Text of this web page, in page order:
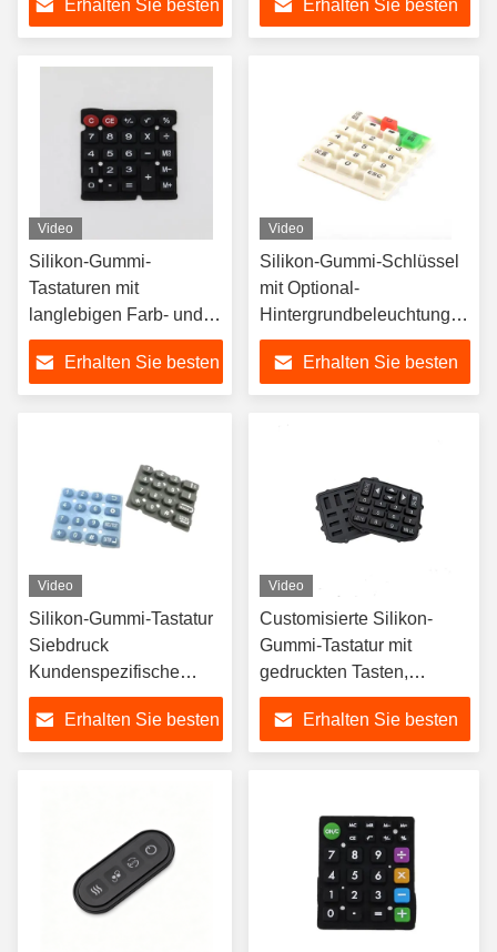
Erhalten Sie besten
Tastaturknöpfe
Erhalten Sie besten
Video
Silikon-Gummi-
Tastaturen mit
langlebigen Farb- und
Oberflächenoptionen
Erhalten Sie besten
Video
Silikon-Gummi-Schlüssel
mit Optional-
Hintergrundbeleuchtung
zur Helligkeitskontrolle
Erhalten Sie besten
Video
Silikon-Gummi-Tastatur
Siebdruck
Kundenspezifische
Größe Silikon-Gummi-
Tastatur Formgebung
Erhalten Sie besten
Video
Customisierte Silikon-
Gummi-Tastatur mit
gedruckten Tasten,
Fernbedienung
Erhalten Sie besten